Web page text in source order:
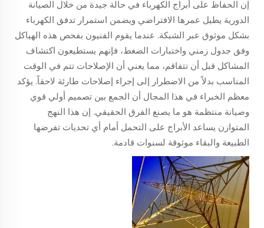
إن الحفاظ على أبراج الكهرباء في حالة جيدة من خلال الصيانة
الدورية يطيل عمرها الافتراضي ويضمن استمرار تدفق الكهرباء
بشكل موثوق عبر الشبكة. عندما يقوم الفنيون بفحص هذه الهياكل
وفق جدول زمني واختبارات الضغط، فإنهم يستطيعون اكتشاف
المشاكل قبل أن تتفاقم، مما يعني أن الإصلاحات تتم في الوقت
المناسب بدلاً من الاضطرار إلى إجراء إصلاحات طارئة لاحقاً. يؤكد
معظم الخبراء في هذا المجال أن الجمع بين تصميم أولي قوي
وصيانة منتظمة هو ما يصنع الفرق الحقيقي. إن هذا النهج
المتوازن يساعد الأبراج على التحمل أمام أي تحديات تفرضها
الطبيعة والبقاء موثوقة لسنوات قادمة.